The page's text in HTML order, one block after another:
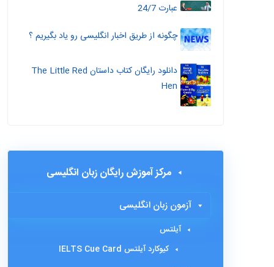
عبارت 24/7
چگونه از طریق اخبار انگلیسی رو یاد بگیریم ؟
دانلود رایگان کتاب داستان The Little Red
Hen
مرکز آموزش رایگان زبان انگلیسی
آزمون زبان انگلیسی
آیلتس
کیوکارد آیلتس IELTS Cue Card